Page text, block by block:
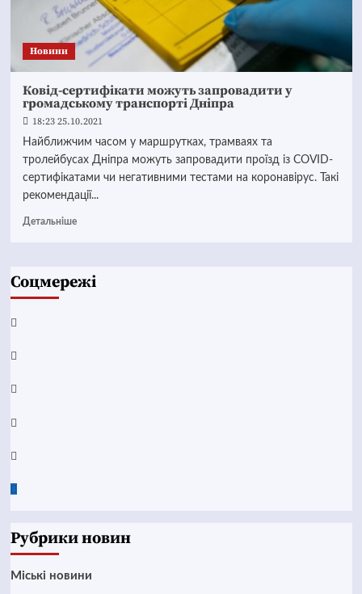
Новини
Ковід-сертифікати можуть запровадити у
громадському транспорті Дніпра
18:23 25.10.2021
Найближчим часом у маршрутках, трамваях та
тролейбусах Дніпра можуть запровадити проїзд із COVID-
сертифікатами чи негативними тестами на коронавірус. Такі
рекомендації...
Детальніше
Соцмережі
Facebook
YouTube
Telegram
Instagram
Twitter
Google
Рубрики новин
Mіські новини